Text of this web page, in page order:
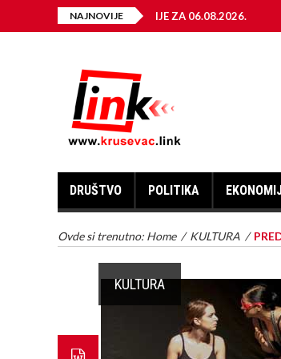
NAJNOVIJE
ENERGIJE ZA 06.08.2026.
DRUŠTVO POLITIKA
Ovde si trenutno: Home / KULTURA /
KULTURA